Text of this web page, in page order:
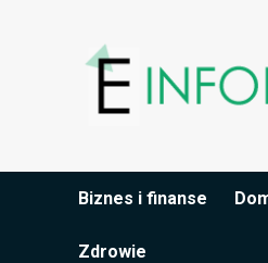
Biznes i finanse
Zdrowie